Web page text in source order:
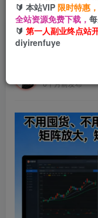
首页 创业课程 会员
不用囤货、不用
放大，日入 1K 很
第一人副业终
6个月前发布
🔰 本站VIP 限时特惠，
全站资源免费下载，
🔰 第一人副业终点站
diyirenfuye